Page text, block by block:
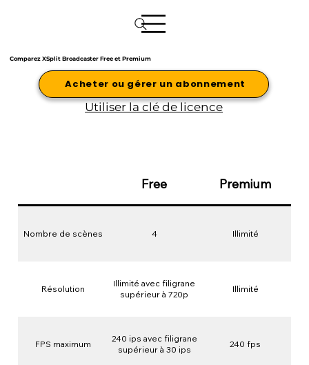
Comparez XSplit Broadcaster Free et Premium
Acheter ou gérer un abonnement
Utiliser la clé de licence
Free Premium
Nombre de scènes 4 Illimité
Résolution
Illimité avec filigrane
supérieur à 720p
Illimité
FPS maximum
240 ips avec filigrane
supérieur à 30 ips
240 fps